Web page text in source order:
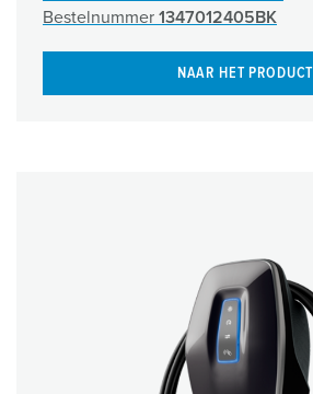
Bestelnummer 1347012405BK
NAAR HET PRODUCT